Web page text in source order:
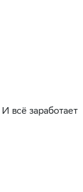
всё заработает